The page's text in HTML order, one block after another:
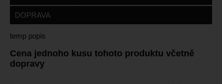
DOPRAVA
temp popis
Cena jednoho kusu tohoto produktu včetně
dopravy